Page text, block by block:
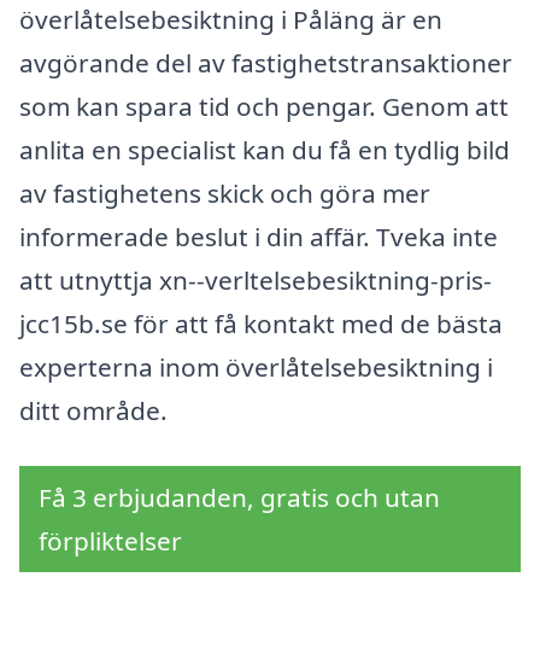
överlåtelsebesiktning i Påläng är en
avgörande del av fastighetstransaktioner
som kan spara tid och pengar. Genom att
anlita en specialist kan du få en tydlig bild
av fastighetens skick och göra mer
informerade beslut i din affär. Tveka inte
att utnyttja xn--verltelsebesiktning-pris-
jcc15b.se för att få kontakt med de bästa
experterna inom överlåtelsebesiktning i
ditt område.
Få 3 erbjudanden, gratis och utan
förpliktelser